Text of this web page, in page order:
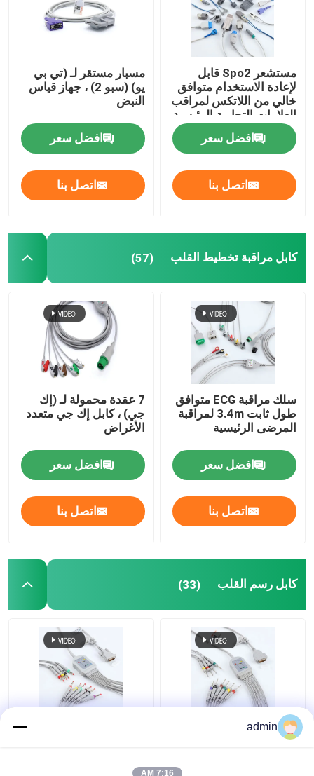
مستشعر Spo2 قابل
لإعادة الاستخدام متوافق
خالي من اللاتكس لمراقب
العلامات التجارية الرئيسية
افضل سعر
اتصل بنا
مسبار مستقر لـ (تي بي
يو) (سبو 2) ، جهاز قياس
النبض
افضل سعر
اتصل بنا
كابل مراقبة تخطيط القلب (57)
سلك مراقبة ECG متوافق
طول ثابت 3.4m لمراقبة
المرضى الرئيسية
افضل سعر
اتصل بنا
7 عقدة محمولة لـ (إك
جي) ، كابل إك جي متعدد
الأغراض
افضل سعر
اتصل بنا
كابل رسم القلب (33)
كابل الكهرباء الكهربائية
الطبية قابلة لإعادة
admin
7:16 AM